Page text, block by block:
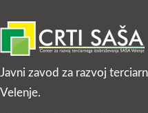
Javni zavod za razvoj
Velenje.